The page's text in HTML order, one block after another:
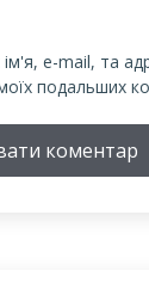
e-mail, та
подальших
коментар